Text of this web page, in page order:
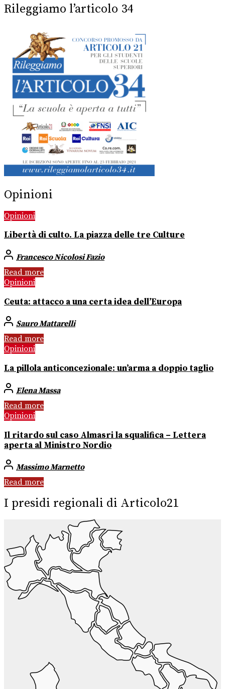
Rileggiamo l’articolo 34
Opinioni
Opinioni
Libertà di culto. La piazza delle tre Culture
Francesco Nicolosi Fazio
Read more
Opinioni
Ceuta: attacco a una certa idea dell’Europa
Sauro Mattarelli
Read more
Opinioni
La pillola anticoncezionale: un’arma a doppio taglio
Elena Massa
Read more
Opinioni
Il ritardo sul caso Almasri la squalifica – Lettera
aperta al Ministro Nordio
Massimo Marnetto
Read more
I presidi regionali di Articolo21